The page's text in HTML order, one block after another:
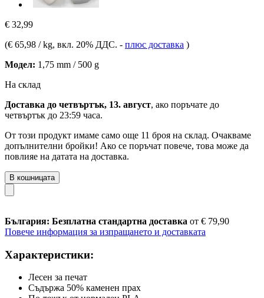
€ 32,99
(€ 65,98 / kg, вкл. 20% ДДС. - плюс доставка )
Модел: 1,75 mm / 500 g
На склад
Доставка до четвъртък, 13. август, ако поръчате до
четвъртък до 23:59 часа.
От този продукт имаме само още 11 броя на склад. Очакваме
допълнителни бройки! Ако се поръчат повече, това може да
повлияе на датата на доставка.
В кошницата
България: Безплатна стандартна доставка от € 79,90
Повече информация за изпращането и доставката
Характеристики:
Лесен за печат
Съдържа 50% каменен прах